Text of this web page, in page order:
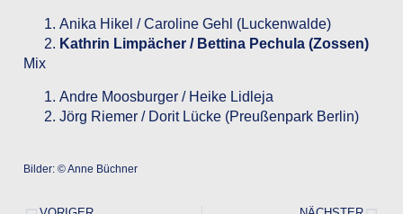
Anika Hikel / Caroline Gehl (Luckenwalde)
Kathrin Limpächer / Bettina Pechula (Zossen)
Mix
Andre Moosburger / Heike Lidleja
Jörg Riemer / Dorit Lücke (Preußenpark Berlin)
Bilder: © Anne Büchner